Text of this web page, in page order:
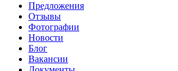
Предложения
Отзывы
Фотографии
Новости
Блог
Вакансии